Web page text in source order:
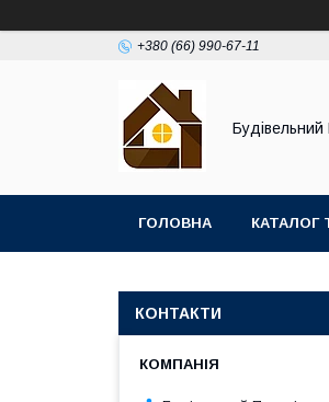
+380 (66) 990-67-11
Будівельний
ГОЛОВНА КАТАЛОГ
КОНТАКТИ